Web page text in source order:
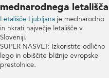
mednarodnega letališča
Letališče Ljubljana je mednarodno
in hkrati največje letališče v
Sloveniji.
SUPER NASVET: Izkoristite odlično
lego in obiščite bližnje evropske
prestolnice.